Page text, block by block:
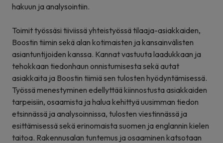
hakuun ja analysointiin.
Toimit työssäsi tiiviissä yhteistyössä tilaaja-asiakkaiden,
Boostin tiimin sekä alan kotimaisten ja kansainvälisten
asiantuntijoiden kanssa. Kannat vastuuta laadukkaan ja
tehokkaan tiedonhaun onnistumisesta sekä autat
asiakkaita ja Boostin tiimiä sen tulosten hyödyntämisessä.
Työssä menestyminen edellyttää kiinnostusta asiakkaiden
tarpeisiin, osaamista ja halua kehittyä uusimman tiedon
etsinnässä ja analysoinnissa, tulosten viestinnässä ja
esittämisessä sekä erinomaista suomen ja englannin kielen
taitoa. Rakennusalan tuntemus ja osaaminen katsotaan